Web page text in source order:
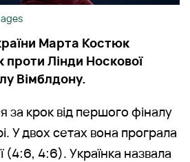
Марта Костюк
проти Лінди Носкової
Вімблдону.
за крок від першого фіналу
У двох сетах вона програла
(4:6, 4:6). Українка назвала